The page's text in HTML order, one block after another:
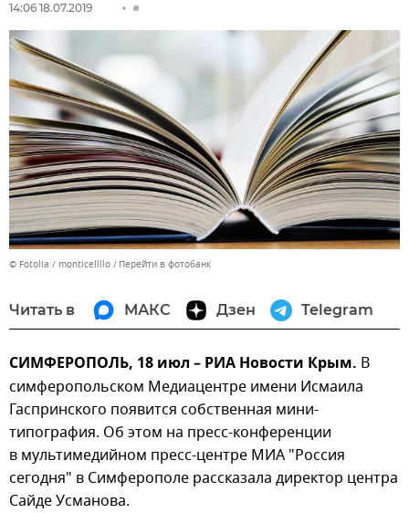
14:06 18.07.2019
© Fotolia / monticellllo Перейти в фотобанк
Читать в МАКС Дзен Telegram
СИМФЕРОПОЛЬ, 18 июл – РИА Новости Крым. В
симферопольском Медиацентре имени Исмаила
Гаспринского появится собственная мини-
типография. Об этом на пресс-конференции
в мультимедийном пресс-центре МИА "Россия
сегодня" в Симферополе рассказала директор центра
Сайде Усманова.